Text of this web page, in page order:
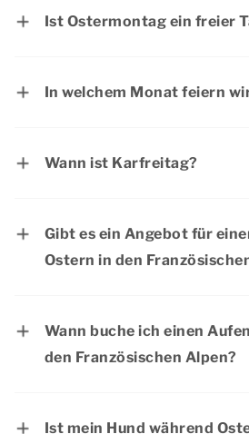
Ist Ostermontag ein freier
In welchem Monat feiern
Wann ist Karfreitag?
Gibt es ein Angebot für
Ostern in den
Wann buche ich einen
den Französischen Alpen?
Ist mein Hund während